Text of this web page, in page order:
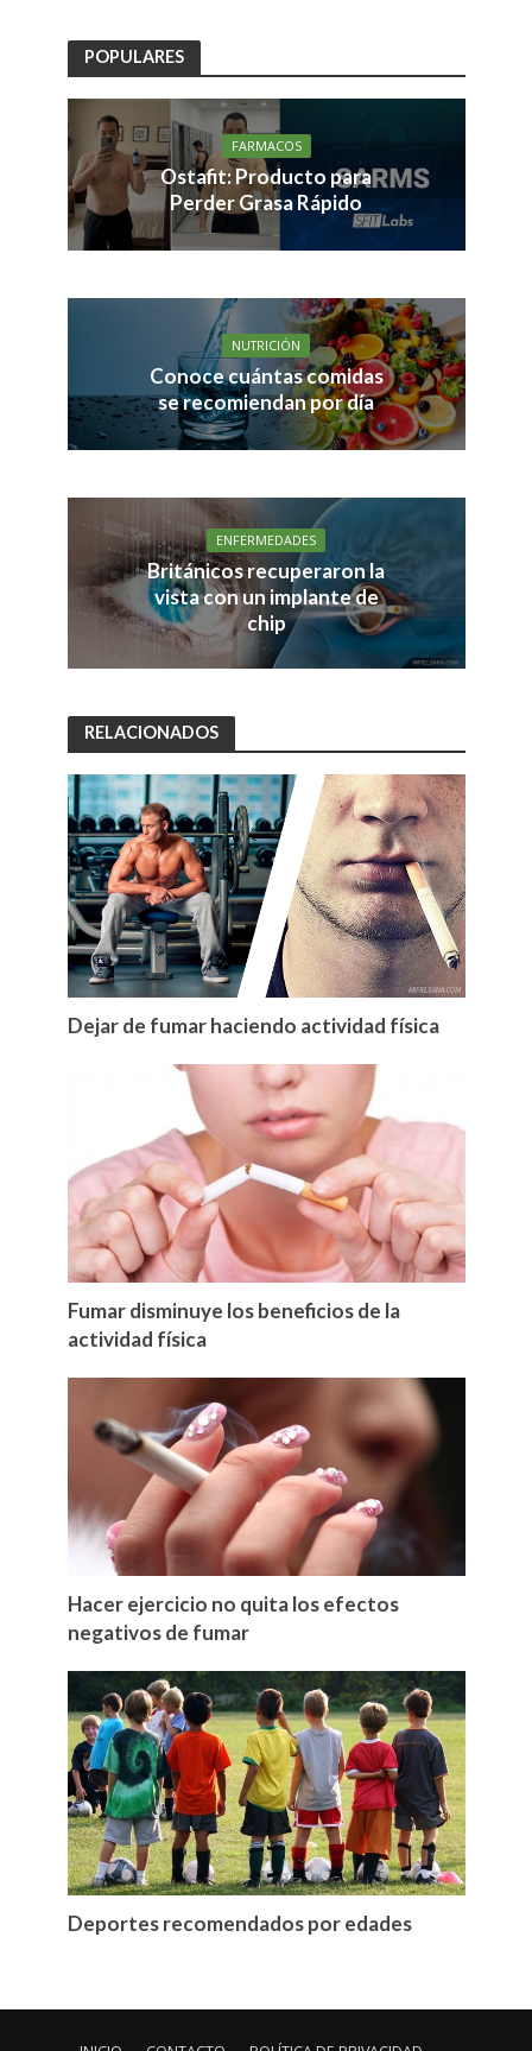
POPULARES
FARMACOS
Ostafit: Producto para
Perder Grasa Rápido
NUTRICIÓN
Conoce cuántas comidas
se recomiendan por día
ENFERMEDADES
Británicos recuperaron la
vista con un implante de
chip
RELACIONADOS
Dejar de fumar haciendo actividad física
Fumar disminuye los beneficios de la
actividad física
Hacer ejercicio no quita los efectos
negativos de fumar
Deportes recomendados por edades